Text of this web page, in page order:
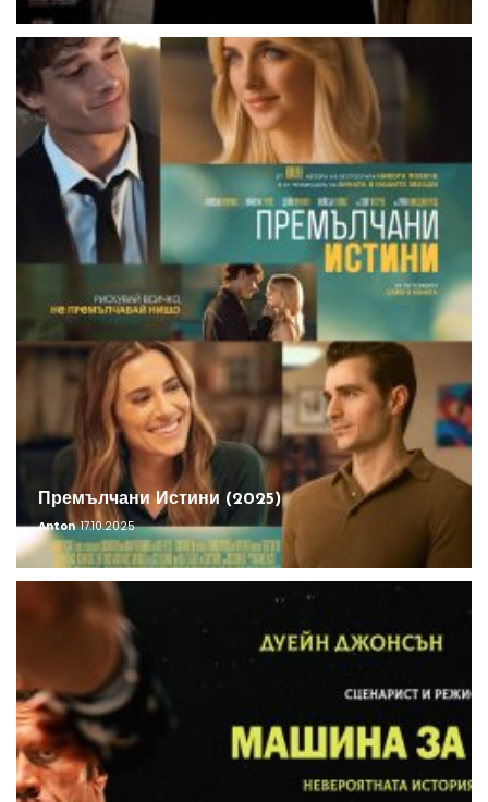
Премълчани Истини (2025)
Anton 17.10.2025